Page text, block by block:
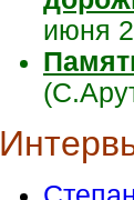
июня